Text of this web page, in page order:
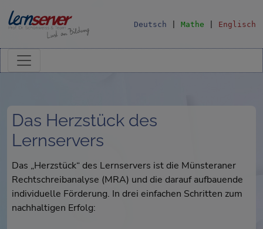
Deutsch Mathe Englisch
Das Herzstück des
Lernservers
Das „Herzstück“ des Lernservers ist die Münsteraner
Rechtschreibanalyse (MRA) und die darauf aufbauende
individuelle Förderung. In drei einfachen Schritten zum
nachhaltigen Erfolg: